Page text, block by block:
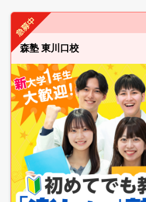
森塾 東川口校